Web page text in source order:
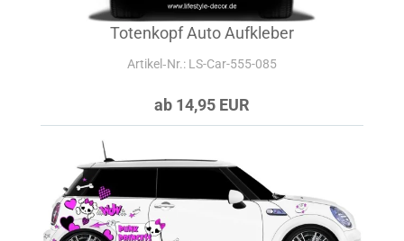
Totenkopf Auto Aufkleber
Artikel‑Nr.: LS-Car-555-085
ab 14,95 EUR